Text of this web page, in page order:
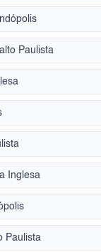
Paulista
Inglesa
Paulista